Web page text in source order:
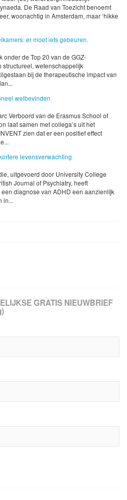
De Raad van Toezicht benoemt
woonachtig in Amsterdam, maar ‘hikke
er moet iets gebeuren.
onder de Top 20 van de GGZ-
wetenschappelijk
bij de therapeutische impact van
welbevinden
Verboord van de Erasmus School of
laat samen met collega’s uit het
zien dat er een positief effect
levensverwachting
uitgevoerd door University College
Journal of Psychiatry, heeft
diagnose van ADHD een aanzienlijk
in...
GRATIS NIEUWBRIEF